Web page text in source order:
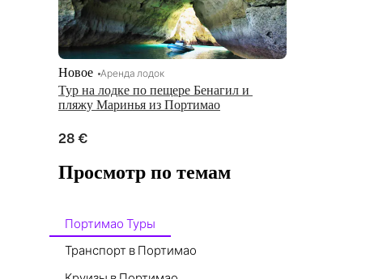
Тур на лодке по пещере Бенагил и
пляжу Маринья из Портимао
Новое Аренда лодок
28 €
Просмотр по темам
Портимао Туры
Транспорт в Портимао